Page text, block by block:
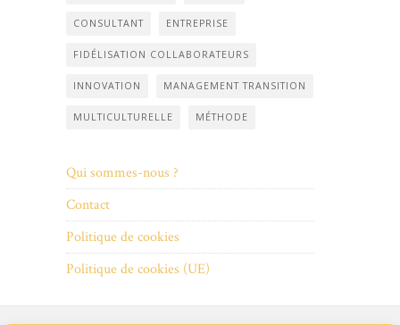
CONSULTANT ENTREPRISE
FIDÉLISATION COLLABORATEURS
INNOVATION MANAGEMENT TRANSITION
MULTICULTURELLE MÉTHODE
Qui sommes-nous ?
Contact
Politique de cookies
Politique de cookies (UE)